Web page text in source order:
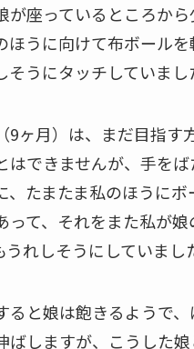
が座っているところか
ほうに向けて布ボールを
そうにタッチしていまし
9ヶ月）は、まだ目指す
はできませんが、手を
、たまたま私のほうにボ
って、それをまた私が
うれしそうにしていまし
ると娘は飽きるようで
ばしますが、こうした